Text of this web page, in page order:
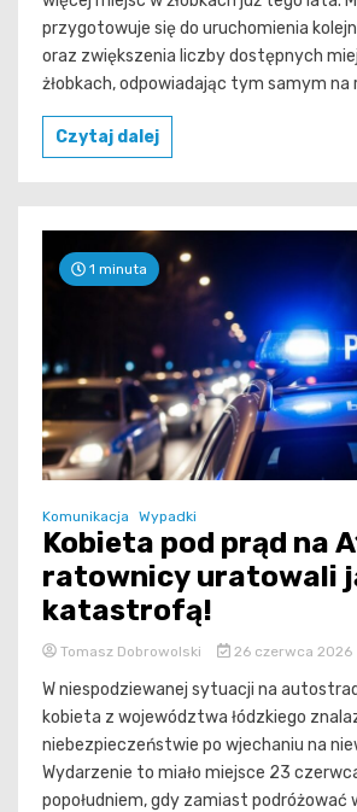
przygotowuje się do uruchomienia
oraz zwiększenia liczby dostępnych
żłobkach, odpowiadając tym samym na
Czytaj dalej
1 minuta
Komunikacja Wypadki
Kobieta pod prąd na
ratownicy uratowali
katastrofą!
Tomasz Dobrowolski 26 czerwca 2026
W niespodziewanej sytuacji na
kobieta z województwa łódzkiego
niebezpieczeństwie po wjechaniu na
Wydarzenie to miało miejsce 23
popołudniem, gdy zamiast podróżować